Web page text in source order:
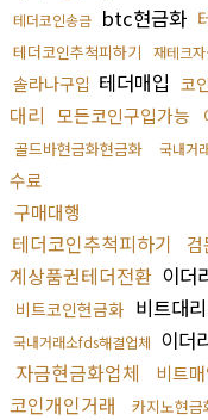
테더코인송금 btc현금화
테더코인추척피하기 재테크
솔라나구입 테더매입 코
대리 모든코인구입가능
골드바현금화현금화 국내거
수료
구매대행
테더코인추척피하기
계상품권테더전환 이더
비트코인현금화 비트대
국내거래소fds해결업체 이더
자금현금화업체
비트
코인개인거래
카지노현금